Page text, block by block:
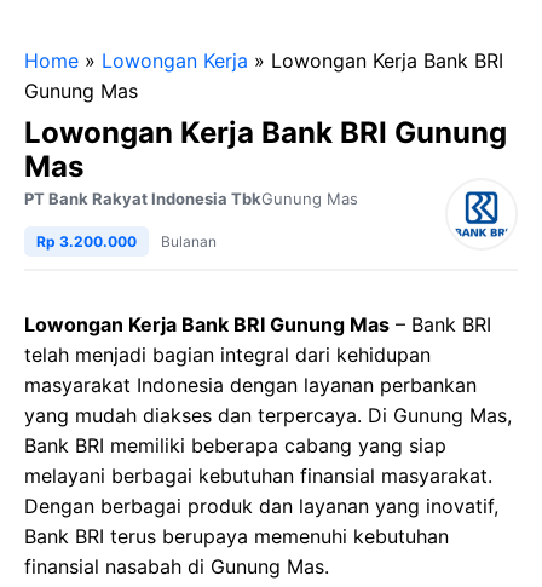
Home » Lowongan Kerja » Lowongan Kerja Bank BRI
Gunung Mas
Lowongan Kerja Bank BRI Gunung
Mas
PT Bank Rakyat Indonesia TbkGunung Mas
Rp 3.200.000 Bulanan
Lowongan Kerja Bank BRI Gunung Mas – Bank BRI
telah menjadi bagian integral dari kehidupan
masyarakat Indonesia dengan layanan perbankan
yang mudah diakses dan terpercaya. Di Gunung Mas,
Bank BRI memiliki beberapa cabang yang siap
melayani berbagai kebutuhan finansial masyarakat.
Dengan berbagai produk dan layanan yang inovatif,
Bank BRI terus berupaya memenuhi kebutuhan
finansial nasabah di Gunung Mas.